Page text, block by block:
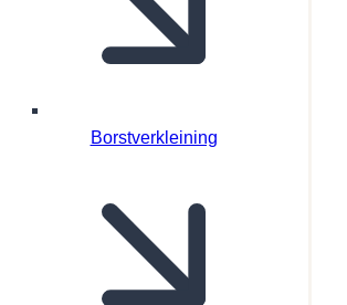
Borstverkleining